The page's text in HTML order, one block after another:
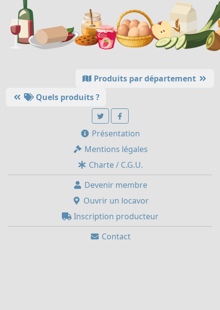
Produits par département
Quels produits ?
Présentation
Mentions légales
Charte / C.G.U.
Devenir membre
Ouvrir un locavor
Inscription producteur
Contact